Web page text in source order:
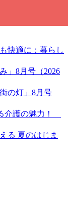
快適に：暮らし
」8月号（2026
の灯」8月号
介護の魅力！
る 夏のはじま